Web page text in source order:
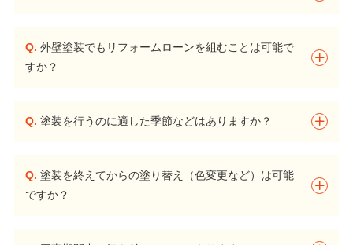
Q. 外壁塗装でもリフォームローンを組むことは可能で
すか？
Q. 塗装を行うのに適した季節などはありますか？
Q. 塗装を終えてからの塗り替え（色変更など）は可能
ですか？